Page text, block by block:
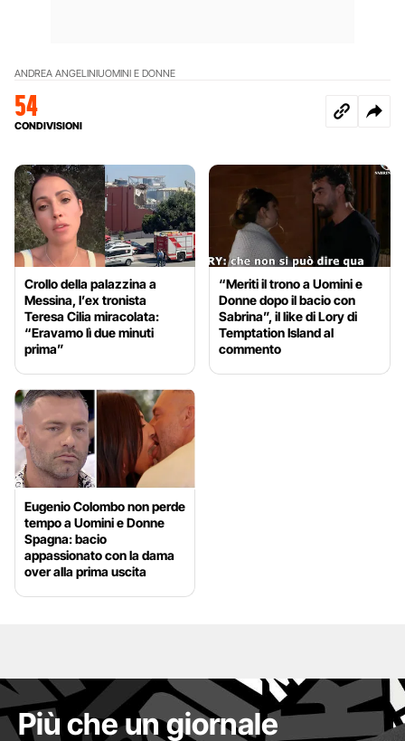
ANDREA ANGELINIUOMINI E DONNE
54
CONDIVISIONI
Crollo della palazzina a
Messina, l’ex tronista
Teresa Cilia miracolata:
“Eravamo lì due minuti
prima”
“Meriti il trono a Uomini e
Donne dopo il bacio con
Sabrina”, il like di Lory di
Temptation Island al
commento
Eugenio Colombo non perde
tempo a Uomini e Donne
Spagna: bacio
appassionato con la dama
over alla prima uscita
Più che un giornale